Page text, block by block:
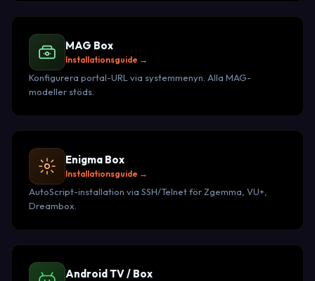
MAG Box
Installationsguide →
Konfigurera portal-URL via systemmenyn. Alla MAG-
modeller stöds.
Enigma Box
Installationsguide →
AutoScript-installation via SSH/Telnet för Zgemma, VU+,
Dreambox.
Android TV / Box